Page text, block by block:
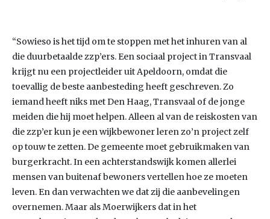
“Sowieso is het tijd om te stoppen met het inhuren van al
die duurbetaalde zzp’ers. Een sociaal project in Transvaal
krijgt nu een projectleider uit Apeldoorn, omdat die
toevallig de beste aanbesteding heeft geschreven. Zo
iemand heeft niks met Den Haag, Transvaal of de jonge
meiden die hij moet helpen. Alleen al van de reiskosten van
die zzp’er kun je een wijkbewoner leren zo’n project zelf
op touw te zetten. De gemeente moet gebruikmaken van
burgerkracht. In een achterstandswijk komen allerlei
mensen van buitenaf bewoners vertellen hoe ze moeten
leven. En dan verwachten we dat zij die aanbevelingen
overnemen. Maar als Moerwijkers dat in het